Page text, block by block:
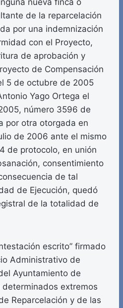
nueva finca o
de la reparcelación
por una indemnización
con el Proyecto,
de aprobación y
de Compensación
5 de octubre de 2005
Yago Ortega el
número 3596 de
por otra otorgada en
de 2006 ante el mismo
de protocolo, en unión
consentimiento
de tal
de Ejecución, quedó
de la totalidad de
escrito” firmado
Administrativo de
Ayuntamiento de
extremos
Reparcelación y de las